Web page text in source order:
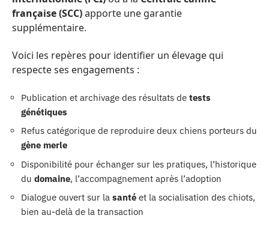
française (SCC)apporte une garantie
supplémentaire.
Voici les repères pour identifier un élevage qui
respecte ses engagements :
Publication et archivage des résultats de tests
génétiques
Refus catégorique de reproduire deux chiens porteurs du
gène merle
Disponibilité pour échanger sur les pratiques, l’historique
du domaine, l’accompagnement après l’adoption
Dialogue ouvert sur la santé et la socialisation des chiots,
bien au-delà de la transaction